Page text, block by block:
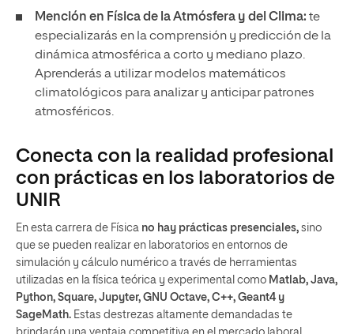
Mención en Física de la Atmósfera y del Clima: te
especializarás en la comprensión y predicción de la
dinámica atmosférica a corto y mediano plazo.
Aprenderás a utilizar modelos matemáticos
climatológicos para analizar y anticipar patrones
atmosféricos.
Conecta con la realidad profesional
con prácticas en los laboratorios de
UNIR
En esta carrera de Física no hay prácticas presenciales, sino
que se pueden realizar en laboratorios en entornos de
simulación y cálculo numérico a través de herramientas
utilizadas en la física teórica y experimental como Matlab, Java,
Python, Square, Jupyter, GNU Octave, C++, Geant4 y
SageMath. Estas destrezas altamente demandadas te